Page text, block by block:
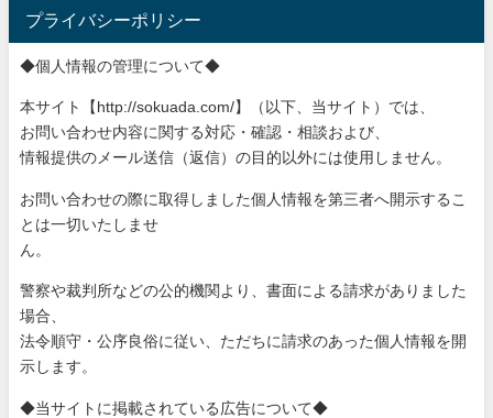
プライバシーポリシー
◆個人情報の管理について◆
本サイト【http://sokuada.com/】（以下、当サイト）では、
お問い合わせ内容に関する対応・確認・相談および、
情報提供のメール送信（返信）の目的以外には使用しません。
お問い合わせの際に取得しました個人情報を第三者へ開示するこ
と は一切いたしませ
ん。
警察や裁判所などの公的機関より、書面による請求がありました
場合、
法令順守・公序良俗に従い、ただちに請求のあった個人情報を開
示します。
◆当サイトに掲載されている広告について◆